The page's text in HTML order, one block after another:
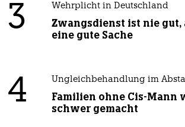
3 Wehrplicht in Deutschland
Zwangsdienst ist nie
eine gute Sache
4 Ungleichbehandlung im
Familien ohne Cis-Mann
schwer gemacht